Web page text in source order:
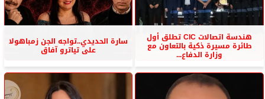
هندسة اتصالات CIC تطلق أول
طائرة مسيرة ذكية بالتعاون مع
وزارة الدفاع...
سارة الحديدي..تواجه الجن زمباهولا
على تياترو آفاق